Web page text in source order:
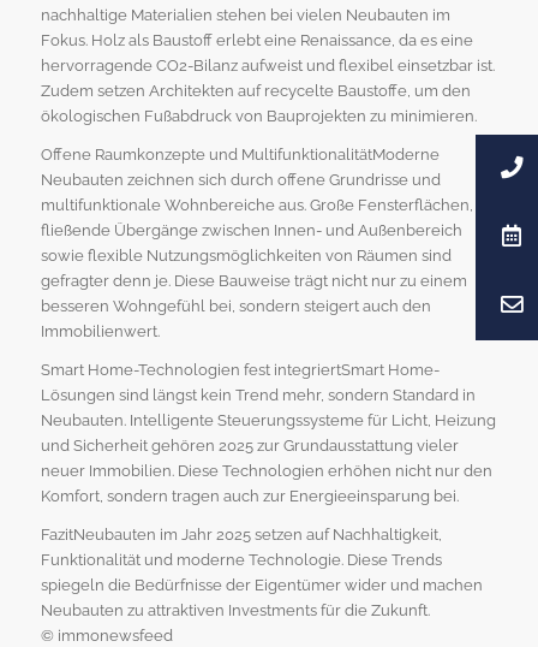
nachhaltige Materialien stehen bei vielen Neubauten im
Fokus. Holz als Baustoff erlebt eine Renaissance, da es eine
hervorragende CO2-Bilanz aufweist und flexibel einsetzbar ist.
Zudem setzen Architekten auf recycelte Baustoffe, um den
ökologischen Fußabdruck von Bauprojekten zu minimieren.
Offene Raumkonzepte und MultifunktionalitätModerne
Neubauten zeichnen sich durch offene Grundrisse und
multifunktionale Wohnbereiche aus. Große Fensterflächen,
fließende Übergänge zwischen Innen- und Außenbereich
sowie flexible Nutzungsmöglichkeiten von Räumen sind
gefragter denn je. Diese Bauweise trägt nicht nur zu einem
besseren Wohngefühl bei, sondern steigert auch den
Immobilienwert.
Smart Home-Technologien fest integriertSmart Home-
Lösungen sind längst kein Trend mehr, sondern Standard in
Neubauten. Intelligente Steuerungssysteme für Licht, Heizung
und Sicherheit gehören 2025 zur Grundausstattung vieler
neuer Immobilien. Diese Technologien erhöhen nicht nur den
Komfort, sondern tragen auch zur Energieeinsparung bei.
FazitNeubauten im Jahr 2025 setzen auf Nachhaltigkeit,
Funktionalität und moderne Technologie. Diese Trends
spiegeln die Bedürfnisse der Eigentümer wider und machen
Neubauten zu attraktiven Investments für die Zukunft.
© immonewsfeed